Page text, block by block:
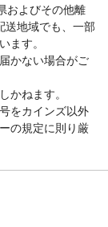
およびその他離
送地域でも、一部
ます。
かない場合がご
かねます。
をカインズ以外
の規定に則り厳